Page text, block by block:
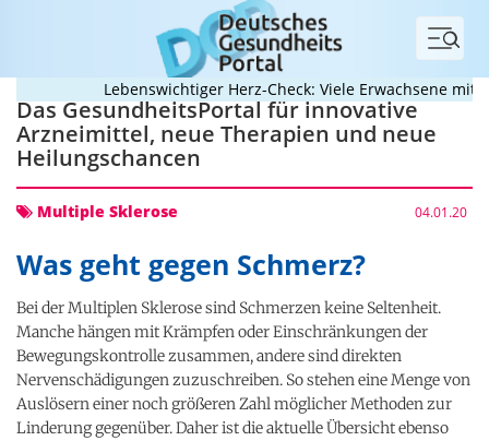
Menü
Lebenswichtiger Herz-Check: Viele Erwachsene mit
Das GesundheitsPortal für innovative
Arzneimittel, neue Therapien und neue
Heilungschancen
04.01.20
Multiple Sklerose
Was geht gegen Schmerz?
Bei der Multiplen Sklerose sind Schmerzen keine Seltenheit.
Manche hängen mit Krämpfen oder Einschränkungen der
Bewegungskontrolle zusammen, andere sind direkten
Nervenschädigungen zuzuschreiben. So stehen eine Menge von
Auslösern einer noch größeren Zahl möglicher Methoden zur
Linderung gegenüber. Daher ist die aktuelle Übersicht ebenso